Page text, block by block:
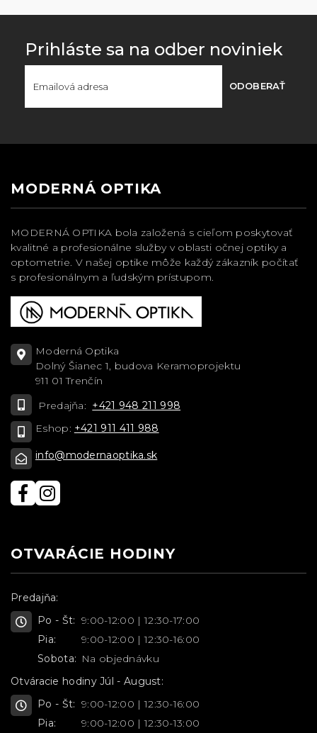
Prihláste sa na odber noviniek
ODOBERAŤ
MODERNÁ OPTIKA
MODERNÁ OPTIKA bola založená s cieľom poskytovať
kvalitné a profesionálne služby v oblasti očnej optiky a
optometrie. V našej optike môže každý zákazník počítať
s profesionálnym a ľudským prístupom.
Moderná Optika
Dolný Šianec 1, budova Keramoprojektu
911 01 Trenčín
Predajňa: +421 948 211 998
Eshop: +421 911 411 988
info@modernaoptika.sk
OTVARÁCIE HODINY
Predajňa:
Po - Št: 9:00-12:00 | 12:30-17:00
Pia:
9:00-12:00 | 12:30-16:00
Sobota: Na objednávku
Otváracie hodiny Júl - August:
Po - Št: 9:00-12:00 | 12:30-16:00
Pia:
9:00-12:00 | 12:30-13:00